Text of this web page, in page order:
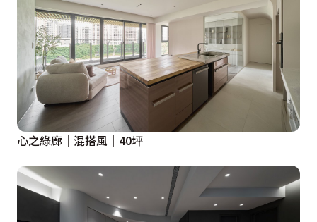
心之綠廊│混搭風│40坪